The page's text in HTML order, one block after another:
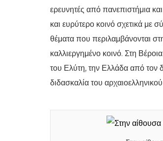
ερευνητές από πανεπιστήμια
και ευρύτερο κοινό σχετικά με
θέματα που περιλαμβάνονται
καλλιεργημένο κοινό. Στη
του Ελύτη, την Ελλάδα από τον
διδασκαλία του